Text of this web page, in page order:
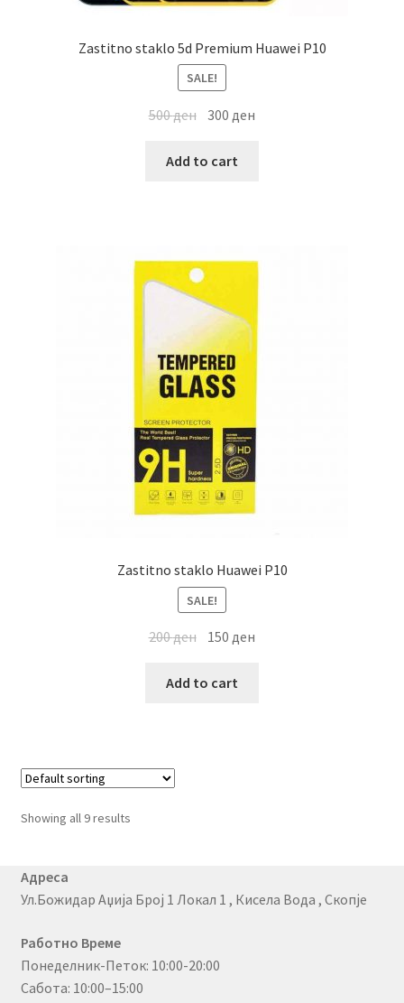
Zastitno staklo 5d Premium Huawei P10
SALE!
500ден 300ден
Add to cart
Zastitno staklo Huawei P10
SALE!
200ден 150ден
Add to cart
Showing all 9 results
Адреса
Ул.Божидар Аџија Број 1 Локал 1 , Кисела Вода , Скопје
Работно Време
Понеделник-Петок: 10:00-20:00
Сабота: 10:00–15:00